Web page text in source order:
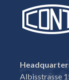
Albisstrasse